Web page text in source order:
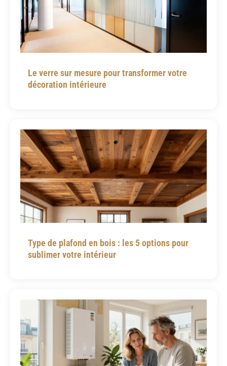
Le verre sur mesure pour transformer votre
décoration intérieure
Type de plafond en bois : les 5 options pour
sublimer votre intérieur